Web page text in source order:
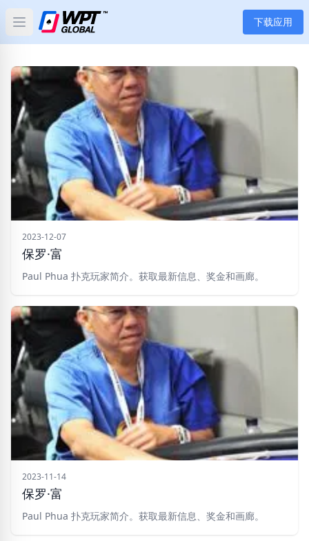
Open main menu 下载应用
新闻
扑克
应用
分类
标签
2023-12-07
保罗·富
Paul Phua 扑克玩家简介。获取最新信息、奖金和画廊。
2023-11-14
保罗·富
Paul Phua 扑克玩家简介。获取最新信息、奖金和画廊。